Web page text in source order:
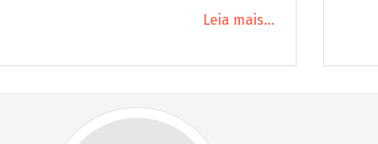
Leia mais...